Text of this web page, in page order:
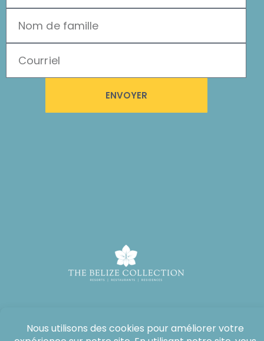
ENVOYER
Tous droits réservés : The Lodge at Jaguar Reef, 2026®.